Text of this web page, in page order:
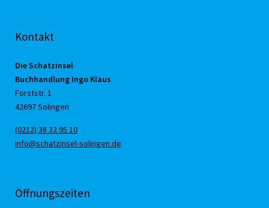
Kontakt
Die Schatzinsel
Buchhandlung Ingo Klaus
Forststr. 1
42697 Solingen
(0212) 38 32 95 10
info@schatzinsel-solingen.de
Öffnungszeiten